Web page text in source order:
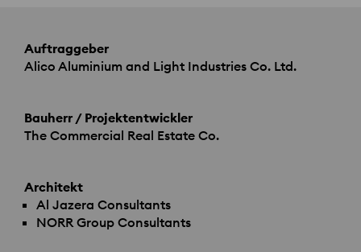
Auftraggeber
Alico Aluminium and Light Industries Co. Ltd.
Bauherr / Projektentwickler
The Commercial Real Estate Co.
Architekt
Al Jazera Consultants
NORRGroup Consultants